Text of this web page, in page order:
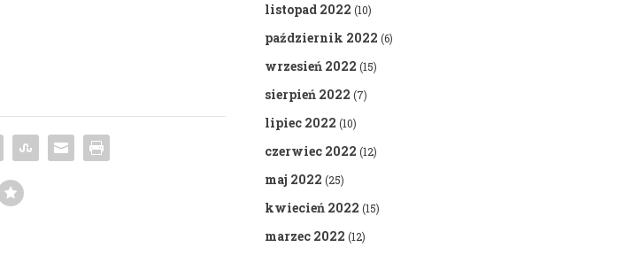
listopad 2022 (10)
październik 2022 (6)
wrzesień 2022 (15)
sierpień 2022 (7)
lipiec 2022 (10)
czerwiec 2022 (12)
maj 2022 (25)
kwiecień 2022 (15)
marzec 2022 (12)